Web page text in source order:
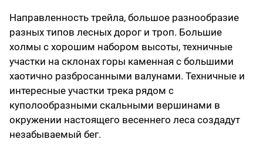
Направленность трейла, большое разнообразие
разных типов лесных дорог и троп. Большие
холмы с хорошим набором высоты, техничные
участки на склонах горы каменная с большими
хаотично разбросанными валунами. Техничные и
интересные участки трека рядом с
куполообразными скальными вершинами в
окружении настоящего весеннего леса создадут
незабываемый бег.